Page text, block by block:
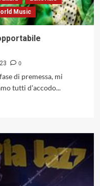
Music
0
di premessa, mi
tutti d'accodo...